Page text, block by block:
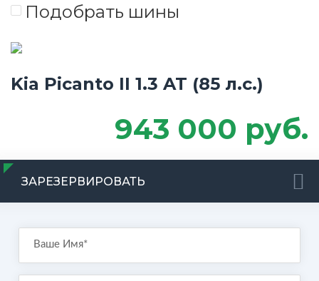
Подобрать шины
Kia Picanto II 1.3 AT (85 л.с.)
943 000 руб.
ЗАРЕЗЕРВИРОВАТЬ